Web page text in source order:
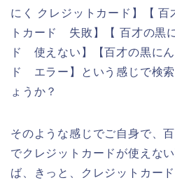
にく クレジットカード】【 百
トカード 失敗】【 百才の黒
ド 使えない】【百才の黒に
ド エラー】という感じで検
ょうか？
そのような感じでご自身で、
でクレジットカードが使えな
ば、きっと、クレジットカー